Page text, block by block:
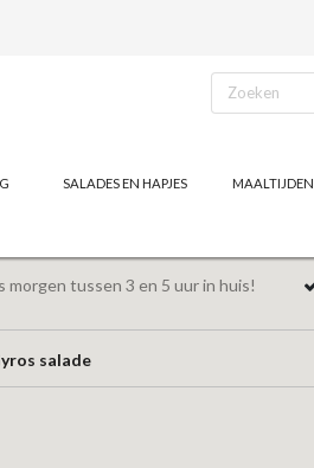
SALADES EN HAPJES MAALTIJDEN
morgen tussen 3 en 5 uur in huis!
salade